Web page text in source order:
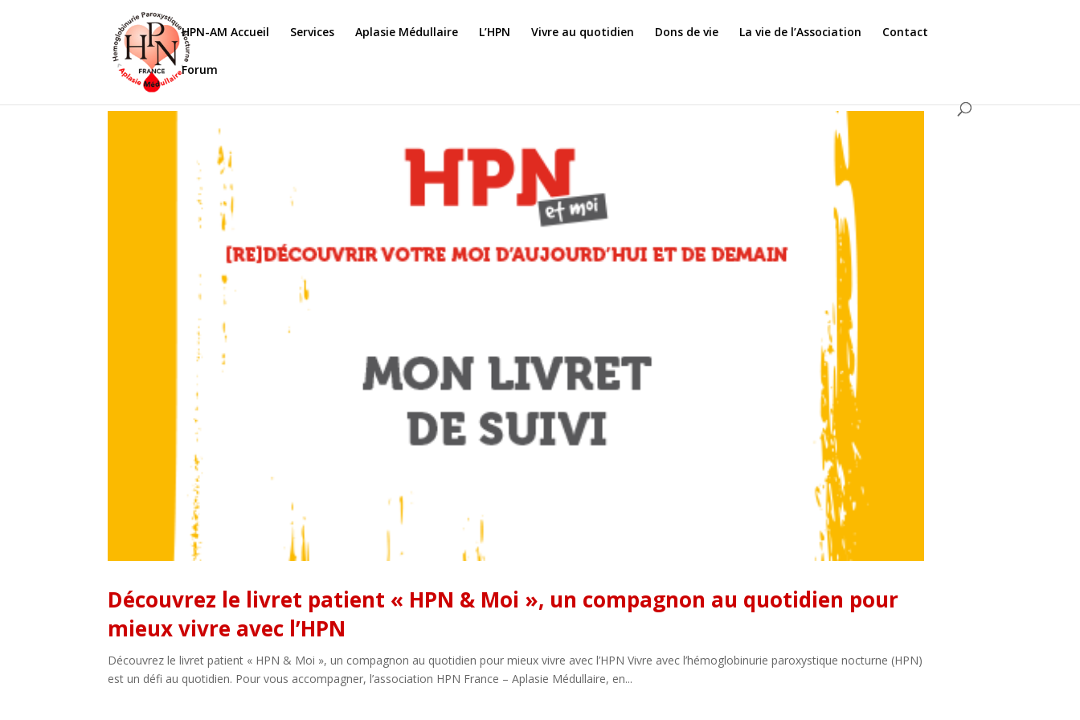
HPN-AM Accueil Services Aplasie Médullaire L’HPN Vivre au quotidien Dons de vie La vie de l’Association Contact
Forum
Découvrez le livret patient « HPN & Moi », un compagnon au quotidien pour
mieux vivre avec l’HPN
Découvrez le livret patient « HPN & Moi », un compagnon au quotidien pour mieux vivre avec l’HPN Vivre avec l’hémoglobinurie paroxystique nocturne (HPN)
est un défi au quotidien. Pour vous accompagner, l’association HPN France – Aplasie Médullaire, en...